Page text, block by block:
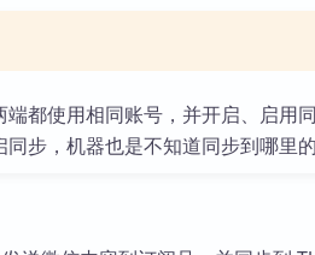
端都使用相同账号，并开启、启用
同步，机器也是不知道同步到哪里的